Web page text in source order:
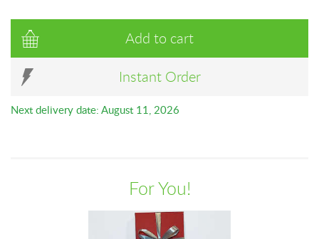
Add to cart
Instant Order
Next delivery date: August 11, 2026
For You!